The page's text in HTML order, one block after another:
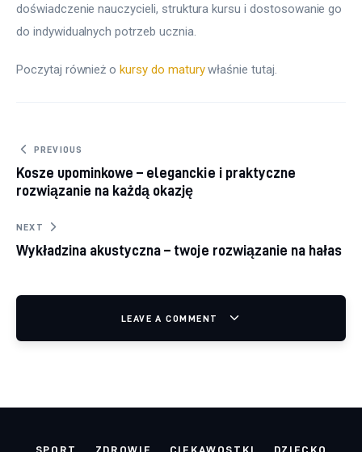
doświadczenie nauczycieli, struktura kursu i dostosowanie go
do indywidualnych potrzeb ucznia.
Poczytaj również o kursy do matury właśnie tutaj.
Nawigacja wpisu
PREVIOUS
Kosze upominkowe – eleganckie i praktyczne
rozwiązanie na każdą okazję
NEXT
Wykładzina akustyczna – twoje rozwiązanie na hałas
LEAVE A COMMENT
SPORT ZDROWIE CIEKAWOSTKI DZIECKO